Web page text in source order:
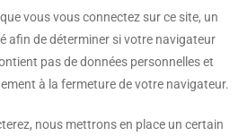
vous vous connectez sur ce site, un
afin de déterminer si votre navigateur
pas de données personnelles et
à la fermeture de votre navigateur.
nous mettrons en place un certain